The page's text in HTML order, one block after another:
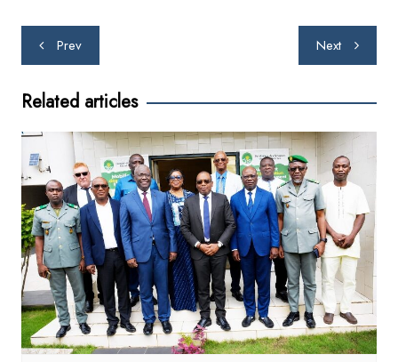
Post
navigation
Prev Next
Related articles